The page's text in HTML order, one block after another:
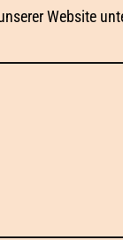
Website